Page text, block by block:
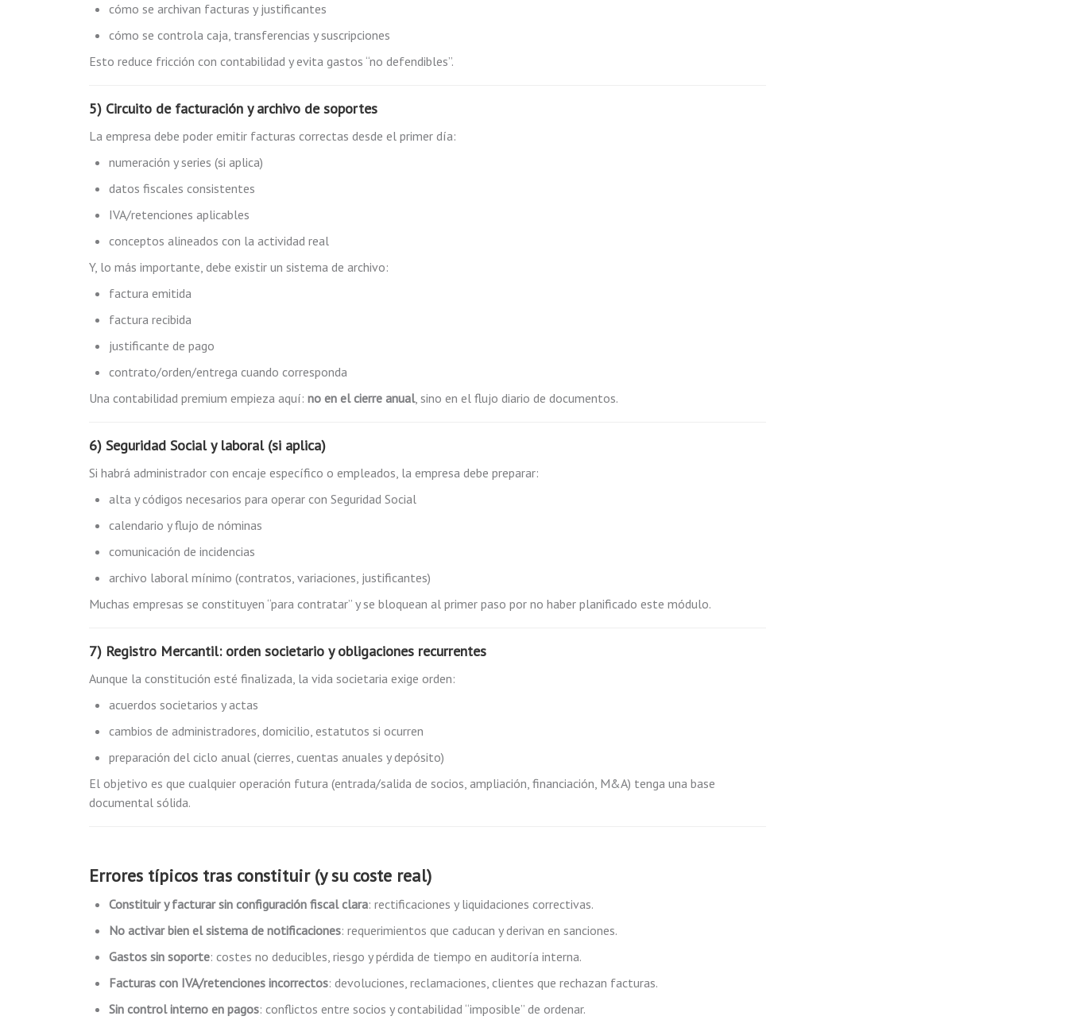
cómo se archivan facturas y justificantes
cómo se controla caja, transferencias y suscripciones
Esto reduce fricción con contabilidad y evita gastos “no defendibles”.
5) Circuito de facturación y archivo de soportes
La empresa debe poder emitir facturas correctas desde el primer día:
numeración y series (si aplica)
datos fiscales consistentes
IVA/retenciones aplicables
conceptos alineados con la actividad real
Y, lo más importante, debe existir un sistema de archivo:
factura emitida
factura recibida
justificante de pago
contrato/orden/entrega cuando corresponda
Una contabilidad premium empieza aquí: no en el cierre anual, sino en el flujo diario de documentos.
6) Seguridad Social y laboral (si aplica)
Si habrá administrador con encaje específico o empleados, la empresa debe preparar:
alta y códigos necesarios para operar con Seguridad Social
calendario y flujo de nóminas
comunicación de incidencias
archivo laboral mínimo (contratos, variaciones, justificantes)
Muchas empresas se constituyen “para contratar” y se bloquean al primer paso por no haber planificado este módulo.
7) Registro Mercantil: orden societario y obligaciones recurrentes
Aunque la constitución esté finalizada, la vida societaria exige orden:
acuerdos societarios y actas
cambios de administradores, domicilio, estatutos si ocurren
preparación del ciclo anual (cierres, cuentas anuales y depósito)
El objetivo es que cualquier operación futura (entrada/salida de socios, ampliación, financiación, M&A) tenga una base
documental sólida.
Errores típicos tras constituir (y su coste real)
Constituir y facturar sin configuración fiscal clara: rectificaciones y liquidaciones correctivas.
No activar bien el sistema de notificaciones: requerimientos que caducan y derivan en sanciones.
Gastos sin soporte: costes no deducibles, riesgo y pérdida de tiempo en auditoría interna.
Facturas con IVA/retenciones incorrectos: devoluciones, reclamaciones, clientes que rechazan facturas.
Sin control interno en pagos: conflictos entre socios y contabilidad “imposible” de ordenar.